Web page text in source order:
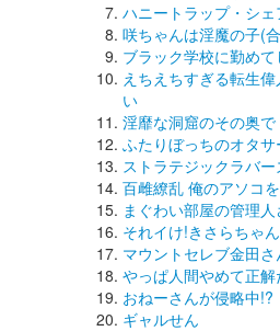
ハニートラップ・シェ
咲ちゃんは淫魔の子(
ブラック学校に勤め
えちえちすぎる転生
い
淫靡な洞窟のその奥で
ふたりぼっちのオタ
ストラテジックラバー
百雌繚乱 俺のアソコ
まぐわい部屋の管理人
それイけ!きさらちゃん
マウントセレブ金田さ
やっぱ人間やめて正解
おねーさんが侵略中!?
ギャルせん